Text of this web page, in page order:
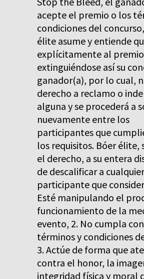
acepte el premio o los
condiciones del
élite asume y entiende
explícitamente al
extinguiéndose así su
ganador(a), por lo cual,
derecho a reclamo o
alguna y se procederá a
nuevamente entre los
participantes que
los requisitos. Bóer élite,
el derecho, a su entera
de descalificar a cualquier
participante que
Esté manipulando el
funcionamiento de la
evento, 2. No cumpla
términos y condiciones
3. Actúe de forma que
contra el honor, la
integridad física y moral